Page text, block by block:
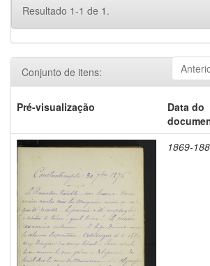
Resultado 1-1 de 1.
Conjunto de itens:
Pré-visualização
Data do
1869-